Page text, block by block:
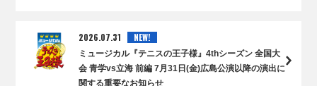
2026.07.31 NEW!
ミュージカル『テニスの王子様』4thシーズン 全国大
会 青学vs立海 前編 7月31日(金)広島公演以降の演出に
関する重要なお知らせ